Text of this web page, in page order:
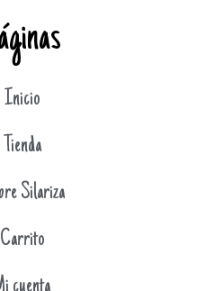
Inicio
Tienda
Silariza
Carrito